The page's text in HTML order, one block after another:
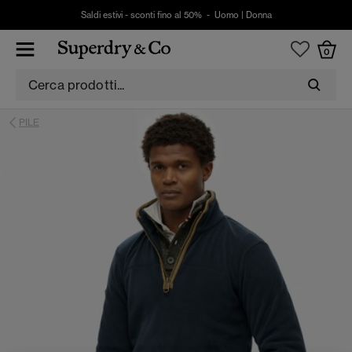
Saldi estivi - sconti fino al 50% - Uomo Donna
0
PILE